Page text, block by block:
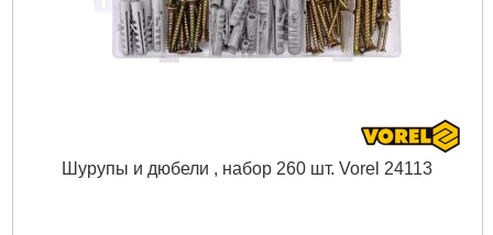
Шурупы и дюбели , набор 260 шт. Vorel 24113